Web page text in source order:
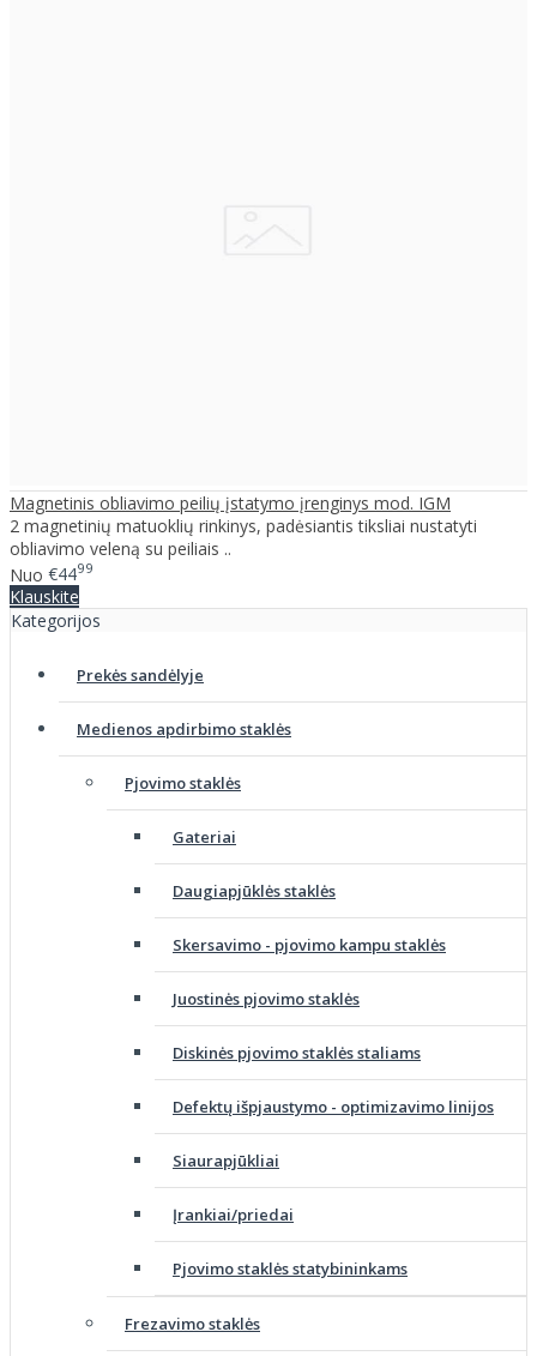
Magnetinis obliavimo peilių įstatymo įrenginys mod. IGM
2 magnetinių matuoklių rinkinys, padėsiantis tiksliai nustatyti
obliavimo veleną su peiliais ..
Nuo €4499
Klauskite
Kategorijos
Prekės sandėlyje
Medienos apdirbimo staklės
Pjovimo staklės
Gateriai
Daugiapjūklės staklės
Skersavimo - pjovimo kampu staklės
Juostinės pjovimo staklės
Diskinės pjovimo staklės staliams
Defektų išpjaustymo - optimizavimo linijos
Siaurapjūkliai
Įrankiai/priedai
Pjovimo staklės statybininkams
Frezavimo staklės